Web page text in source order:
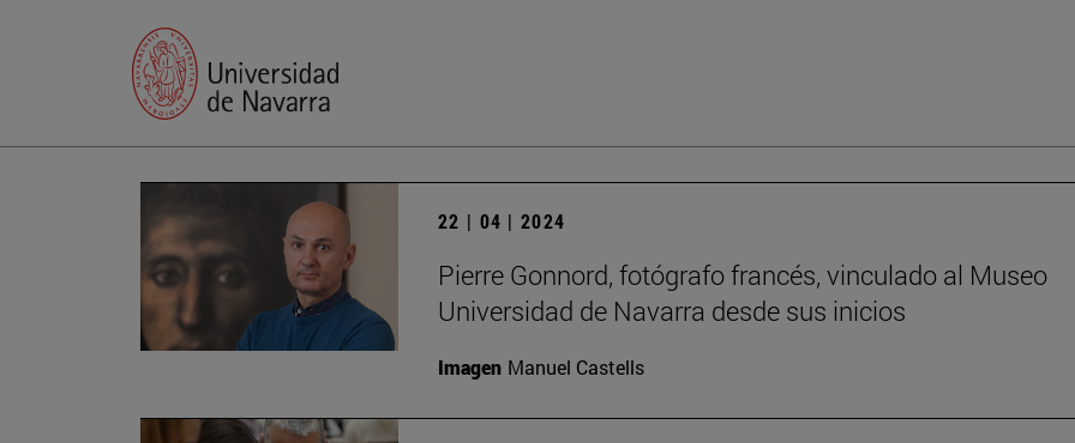
22 | 04 | 2024
Pierre Gonnord, fotógrafo francés, vinculado al Museo
Universidad de Navarra desde sus inicios
Imagen Manuel Castells